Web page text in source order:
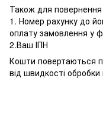
Також для
1. Номер рахунку до
оплату замовлення у
2.Ваш ІПН
Кошти повертаються
від швидкості